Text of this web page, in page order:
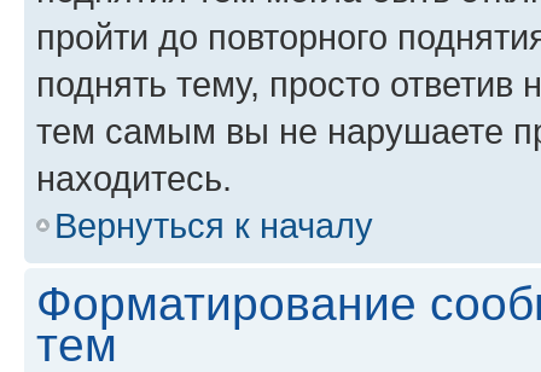
пройти до повторного
поднять тему, просто ответив
тем самым вы не нарушаете
находитесь.
Вернуться к началу
Форматирование
тем